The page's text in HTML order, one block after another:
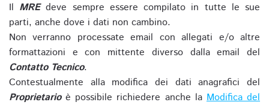
Il MREdeve sempre essere compilato in tutte le sue
parti, anche dove i dati non cambino.
Non verranno processate email con allegati e/o altre
formattazioni e con mittente diverso dalla email del
Contatto Tecnico.
Contestualmente alla modifica dei dati anagrafici del
Proprietarioè possibile richiedere anche laModifica del